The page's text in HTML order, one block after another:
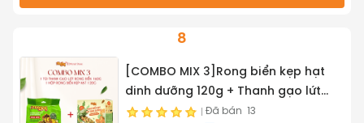
8
[COMBO MIX 3]Rong biển kẹp hạt
dinh dưỡng 120g + Thanh gạo lứt
chà bông/rong biển mix hạt 150g
Đã bán 13